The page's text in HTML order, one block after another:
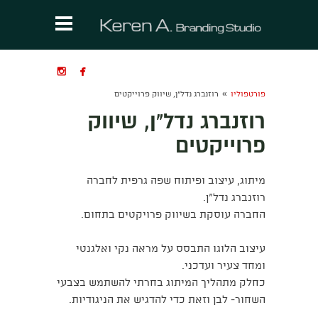


פורטפוליו » רוזנברג נדל"ן, שיווק פרוייקטים
רוזנברג נדל"ן, שיווק
פרוייקטים
מיתוג, עיצוב ופיתוח שפה גרפית לחברה
רוזנברג נדל"ן.
החברה עוסקת בשיווק פרויקטים בתחום.
עיצוב הלוגו התבסס על מראה נקי ואלגנטי
ומחד צעיר ועדכני.
כחלק מתהליך המיתוג בחרתי להשתמש בצבעי
השחור- לבן וזאת כדי להדגיש את הניגודיות.